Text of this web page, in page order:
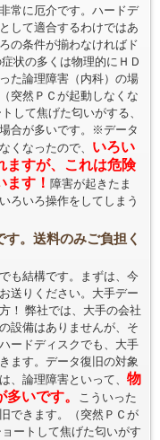
常に厄介です。ハードデ
して適合するわけではあ
の条件が揃わなければド
状の多くは物理的にＨＤ
た論理障害（内科）の場
突然ＰＣが起動しなくな
して焦げた匂いがする、
合が多いです。※データ
くなったので、 いろい
ますが、これは危険
す！ 障害が起きたま
ろいろ操作をしてしまう
。送料のみご負担く
も結構です。まずは、今
送りください。大手デー
！ 弊社では、大手の会社
設備はありませんが、そ
ードディスクでも、大手
ます。データ復旧の対象
、論理障害といって、 物
いです。
こういった
できます。（突然ＰＣが
ートして焦げた匂いがす